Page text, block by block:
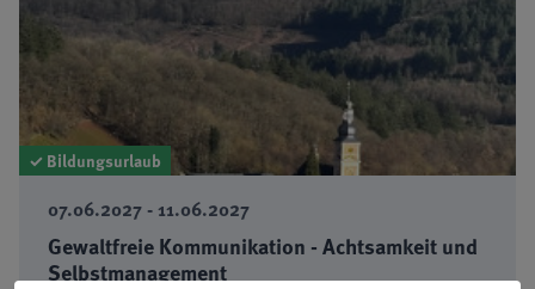
✓ Bildungsurlaub
07.06.2027 - 11.06.2027
Gewaltfreie Kommunikation - Achtsamkeit und
Selbstmanagement